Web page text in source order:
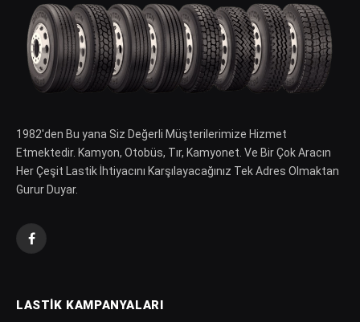
1982′den Bu yana Siz Değerli Müşterilerimize Hizmet
Etmektedir. Kamyon, Otobüs, Tır, Kamyonet. Ve Bir Çok Aracın
Her Çeşit Lastik İhtiyacını Karşılayacağınız Tek Adres Olmaktan
Gurur Duyar.
Facebook
LASTIK KAMPANYALARI